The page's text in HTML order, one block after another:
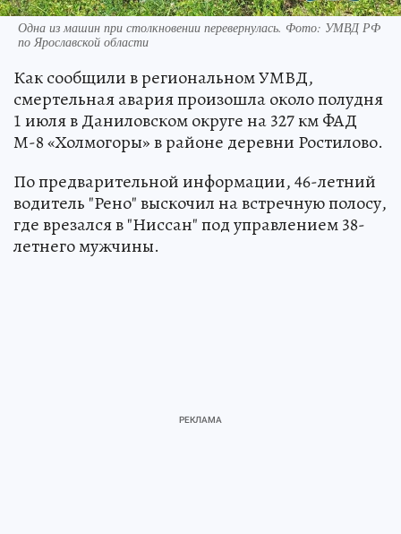
Одна из машин при столкновении перевернулась. Фото: УМВД РФ
по Ярославской области
Как сообщили в региональном УМВД,
смертельная авария произошла около полудня
1 июля в Даниловском округе на 327 км ФАД
М-8 «Холмогоры» в районе деревни Ростилово.
По предварительной информации, 46-летний
водитель "Рено" выскочил на встречную полосу,
где врезался в "Ниссан" под управлением 38-
летнего мужчины.